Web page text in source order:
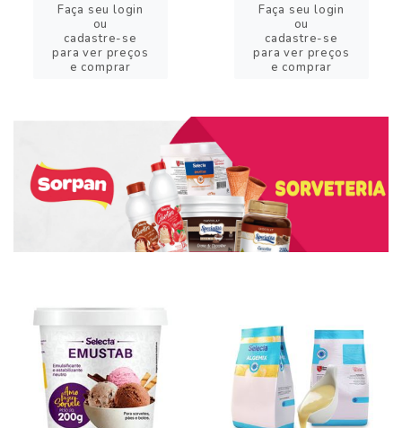
Faça seu login
ou
cadastre-se
para ver preços
e comprar
Faça seu login
ou
cadastre-se
para ver preços
e comprar